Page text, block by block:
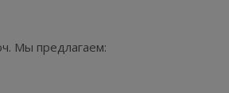
Мы предлагаем: